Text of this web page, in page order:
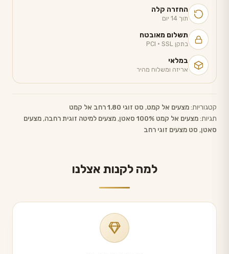
החזרה קלה
תוך 14 יום
תשלום מאובטח
בתקן PCI · SSL
במלאי
אריזה ומשלוח מהיר
קטגוריות:מצעים אל קמט, סט זוגי 1.80 רחב אל קמט
תגיות:מצעים אל קמט 100% סאטן , מצעים למיטה זוגית רחבה, מצעים
סאטן, סט מצעים זוגי רחב
למה לקנות אצלנו